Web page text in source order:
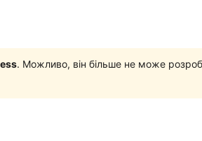
. Можливо, він більше не може